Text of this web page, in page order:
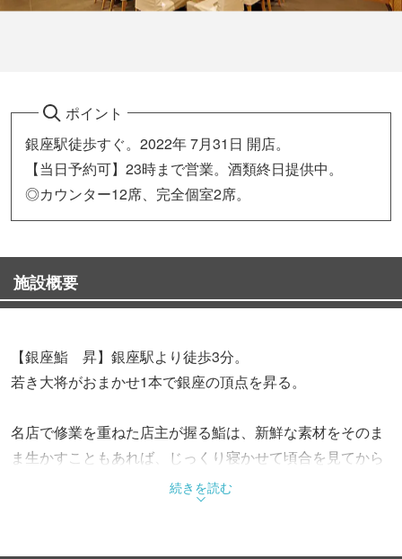
ポイント
銀座駅徒歩すぐ。2022年 7月31日 開店。
【当日予約可】23時まで営業。酒類終日提供中。
◎カウンター12席、完全個室2席。
施設概要
【銀座鮨 昇】銀座駅より徒歩3分。
若き大将がおまかせ1本で銀座の頂点を昇る。
名店で修業を重ねた店主が握る鮨は、新鮮な素材をそのま
ま生かすこともあれば、じっくり寝かせて頃合を見てから
ネタに使用することも。季節によってネタも変わり、様々
な食材を季節ごとでお楽しみ頂けます。
続きを読む